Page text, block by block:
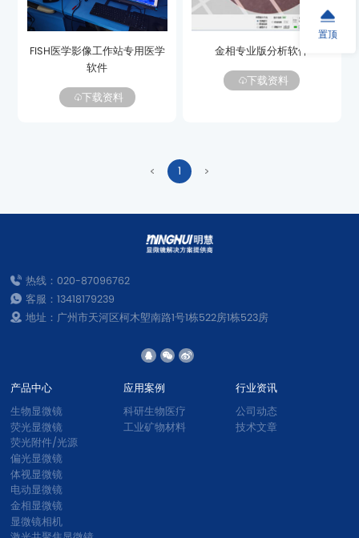
软件
下载资料
金相专业版分析软件
下载资料
1
热线：020-87096762
客服：13418179239
地址：广州市天河区柯木塱南路1号1栋522房1栋523房
产品中心
生物显微镜
荧光显微镜
荧光附件/光源
偏光显微镜
体视显微镜
电动显微镜
金相显微镜
显微镜相机
应用案例
科研生物医疗
工业矿物材料
行业资讯
公司动态
技术文章
置顶